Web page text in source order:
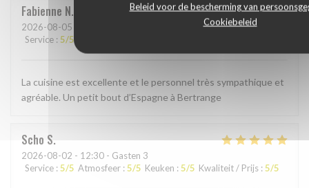
Beleid voor de bescherming van
Cookiebeleid
Fabienne N
2026-08-05
Service : 5/5
La cuisine est excellente et le personnel très sympathique et
agréable. Un petit bout d’Espagne à Bertrange
Scho S
2026-08-02 - 12:30 - Gasten 3
Service : 5/5 Atmosfeer : 5/5 Keuken : 5/5 Kwaliteit / Prijs : 5/5